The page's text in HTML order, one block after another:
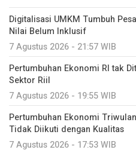
Digitalisasi UMKM Tumbuh
Nilai Belum Inklusif
7 Agustus 2026 - 21:57 WIB
Pertumbuhan Ekonomi RI tak
Sektor Riil
7 Agustus 2026 - 19:55 WIB
Pertumbuhan Ekonomi
Tidak Diikuti dengan Kualitas
7 Agustus 2026 - 17:53 WIB